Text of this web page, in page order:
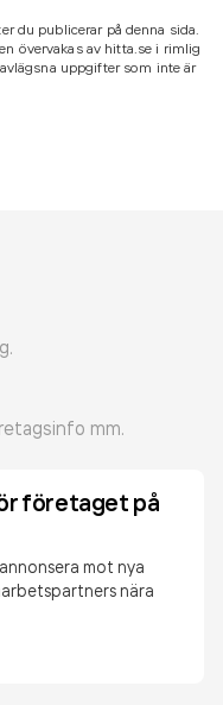
du publicerar på denna sida.
övervakas av hitta.se i rimlig
uppgifter som inte är
mm.
företaget på
mot nya
nära